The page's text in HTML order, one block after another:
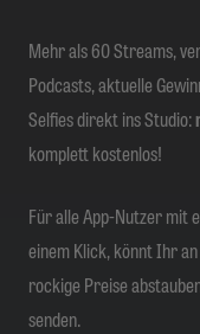
Mehr als 60 Streams,
Podcasts,aktuelle
Selfies direkt ins Studio:
komplett kostenlos!
Für alle App-Nutzer mit
einem Klick, könnt Ihr
rockige Preise
senden.